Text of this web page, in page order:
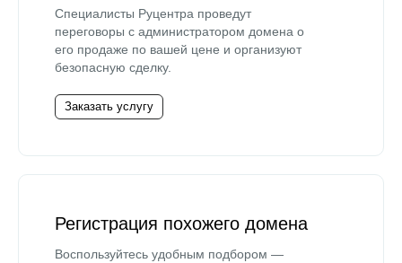
Специалисты Руцентра проведут
переговоры с администратором домена о
его продаже по вашей цене и организуют
безопасную сделку.
Заказать услугу
Регистрация похожего домена
Воспользуйтесь удобным подбором —